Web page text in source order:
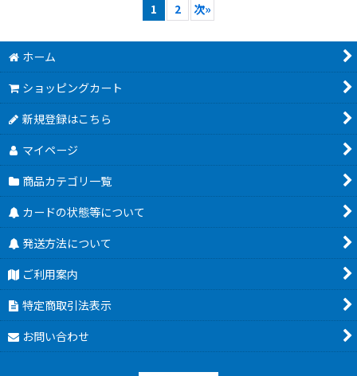
1 2 次»
ホーム
ショッピングカート
新規登録はこちら
マイページ
商品カテゴリ一覧
カードの状態等について
発送方法について
ご利用案内
特定商取引法表示
お問い合わせ